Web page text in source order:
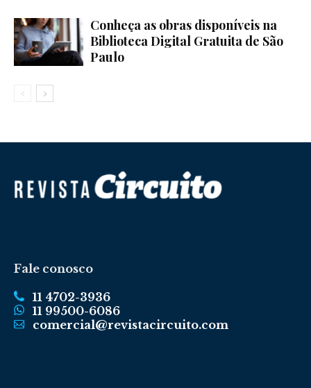
Conheça as obras disponíveis na
Biblioteca Digital Gratuita de São
Paulo
Fale conosco
11 4702-3936
11 99500-6086
comercial@revistacircuito.com